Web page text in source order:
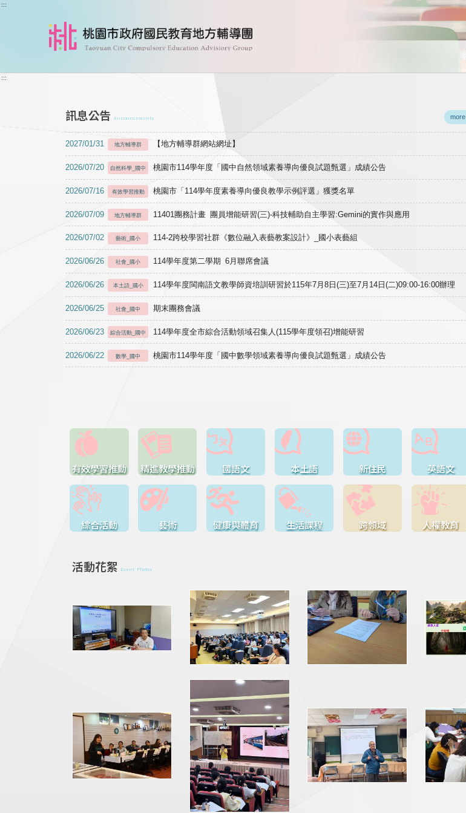
跳到主要內容
:::
:::
訊息公告 Announcements more
2027/01/31 地方輔導群 【地方輔導群網站網址】
2026/07/20 自然科學_國中 桃園市114學年度「國中自然領域素養導向優良試題甄選」成績公告
2026/07/16 有效學習推動 桃園市「114學年度素養導向優良教學示例評選」獲獎名單
2026/07/09 地方輔導群 11401團務計畫 團員增能研習(三)-科技輔助自主學習:Gemini的實作與應用
2026/07/02 藝術_國小 114-2跨校學習社群《數位融入表藝教案設計》_國小表藝組
2026/06/26 社會_國小 114學年度第二學期 6月聯席會議
2026/06/26 本土語_國小 114學年度閩南語文教學師資培訓研習於115年7月8日(三)至7月14日(二)09:00-16:00辦理
2026/06/25 社會_國中 期末團務會議
2026/06/23 綜合活動_國中 114學年度全市綜合活動領域召集人(115學年度領召)增能研習
2026/06/22 數學_國中 桃園市114學年度「國中數學領域素養導向優良試題甄選」成績公告
有效學習推動 精進教學推動 國語文 本土語 新住民 英語文
綜合活動 藝術 健康與體育 生活課程 跨領域 人權教育
活動花絮 Event Photos